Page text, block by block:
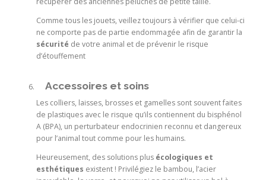
Comme tous les jouets, veillez toujours à vérifier que celui-ci
ne comporte pas de partie endommagée afin de garantir la
sécurité de votre animal et de prévenir le risque
d’étouffement
Accessoires et soins
Les colliers, laisses, brosses et gamelles sont souvent faites
de plastiques avec le risque qu’ils contiennent du bisphénol
A (BPA), un perturbateur endocrinien reconnu et dangereux
pour l’animal tout comme pour les humains.
Heureusement, des solutions plus écologiques et
esthétiques existent ! Privilégiez le bambou, l’acier